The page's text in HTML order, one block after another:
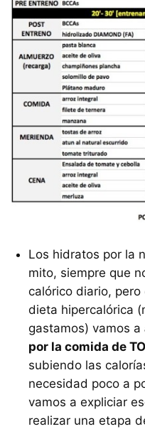
Los hidratos por la
mito, siempre que
calórico diario,
dieta hipercalórica
gastamos) vamos a
por la comida de
subiendo las
necesidad poco a
vamos a expliciar
realizar una etapa